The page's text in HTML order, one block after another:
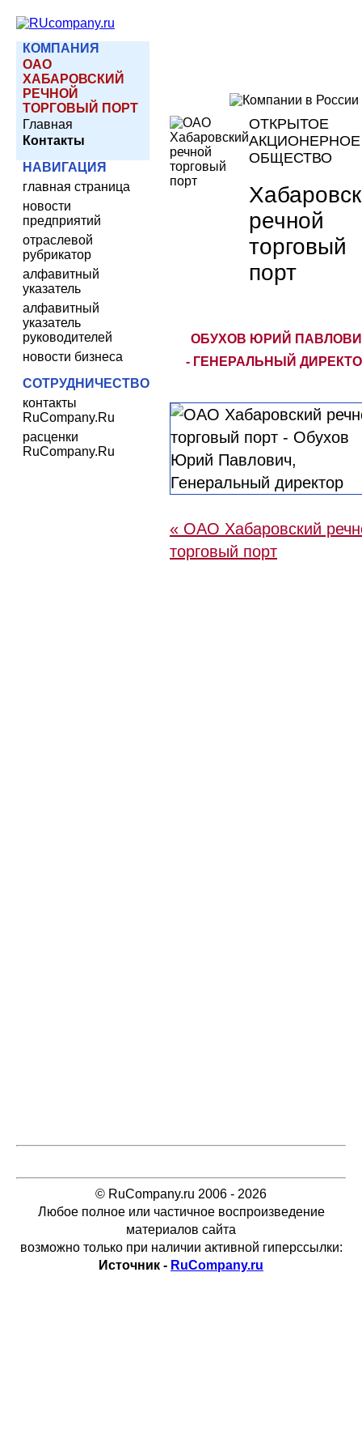
КОМПАНИЯ
ОАО
ХАБАРОВСКИЙ
РЕЧНОЙ
ТОРГОВЫЙ ПОРТ
Главная
Контакты
НАВИГАЦИЯ
главная страница
новости
предприятий
отраслевой
рубрикатор
алфавитный
указатель
алфавитный
указатель
руководителей
новости бизнеса
СОТРУДНИЧЕСТВО
контакты
RuCompany.Ru
расценки
RuCompany.Ru
ОТКРЫТОЕ
АКЦИОНЕРНОЕ
ОБЩЕСТВО
речной
торговый
порт
ОБУХОВ ЮРИЙ
- ГЕНЕРАЛЬНЫЙ
« ОАО Хабаровский
торговый порт
© RuCompany.ru 2006 - 2026
Любое полное или частичное воспроизведение
материалов сайта
возможно только при наличии активной гиперссылки:
Источник - RuCompany.ru